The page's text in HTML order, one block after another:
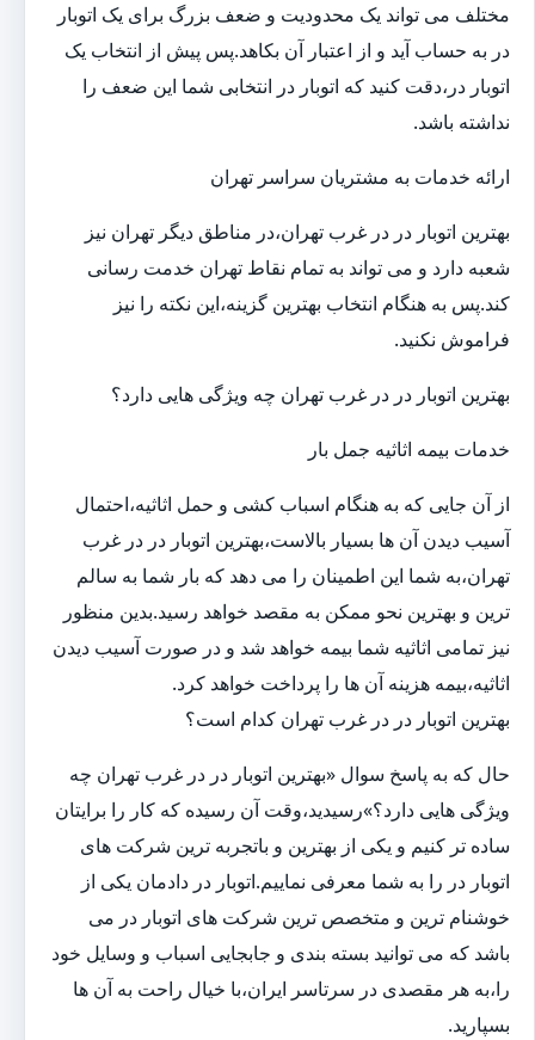
مختلف می تواند یک محدودیت و ضعف بزرگ برای یک اتوبار
در به حساب آید و از اعتبار آن بکاهد.پس پیش از انتخاب یک
اتوبار در،دقت کنید که اتوبار در انتخابی شما این ضعف را
نداشته باشد.
ارائه خدمات به مشتریان سراسر تهران
بهترین اتوبار در در غرب تهران،در مناطق دیگر تهران نیز
شعبه دارد و می تواند به تمام نقاط تهران خدمت رسانی
کند.پس به هنگام انتخاب بهترین گزینه،این نکته را نیز
فراموش نکنید.
بهترین اتوبار در در غرب تهران چه ویژگی هایی دارد؟
خدمات بیمه اثاثیه جمل بار
از آن جایی که به هنگام اسباب کشی و حمل اثاثیه،احتمال
آسیب دیدن آن ها بسیار بالاست،بهترین اتوبار در در غرب
تهران،به شما این اطمینان را می دهد که بار شما به سالم
ترین و بهترین نحو ممکن به مقصد خواهد رسید.بدین منظور
نیز تمامی اثاثیه شما بیمه خواهد شد و در صورت آسیب دیدن
اثاثیه،بیمه هزینه آن ها را پرداخت خواهد کرد.
بهترین اتوبار در در غرب تهران کدام است؟
حال که به پاسخ سوال «بهترین اتوبار در در غرب تهران چه
ویژگی هایی دارد؟»رسیدید،وقت آن رسیده که کار را برایتان
ساده تر کنیم و یکی از بهترین و باتجربه ترین شرکت های
اتوبار در را به شما معرفی نماییم.اتوبار در دادمان یکی از
خوشنام ترین و متخصص ترین شرکت های اتوبار در می
باشد که می توانید بسته بندی و جابجایی اسباب و وسایل خود
را،به هر مقصدی در سرتاسر ایران،با خیال راحت به آن ها
بسپارید.